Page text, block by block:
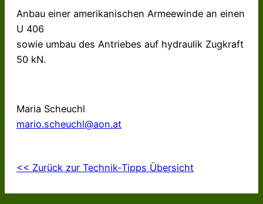
Anbau einer amerikanischen Armeewinde an einen
U 406
sowie umbau des Antriebes auf hydraulik Zugkraft
50 kN.
Maria Scheuchl
mario.scheuchl@aon.at
<< Zurück zur Technik-Tipps Übersicht